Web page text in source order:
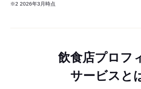
※2 2026年3月時点
飲食店プロフ
サービスと